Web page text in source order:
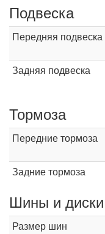
Подвеска
Передняя подвеска
Задняя подвеска
Тормоза
Передние тормоза
Задние тормоза
Шины и диски
Размер шин